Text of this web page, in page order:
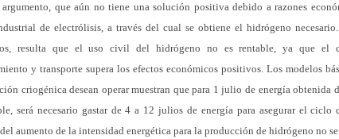
que aún no tiene una solución positiva debido a razones
de electrólisis, a través del cual se obtiene el hidrógeno
resulta que el uso civil del hidrógeno no es rentable, ya que el
y transporte supera los efectos económicos positivos. Los modelos
criogénica desean operar muestran que para 1 julio de energía obtenida
será necesario gastar de 4 a 12 julios de energía para asegurar el ciclo
aumento de la intensidad energética para la producción de hidrógeno no